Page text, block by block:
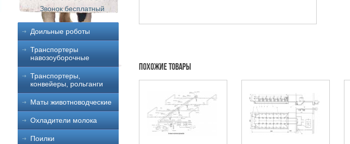
Звонок бесплатный
Доильные роботы
Транспортеры
навозоуборочные
Транспортеры,
конвейеры, рольганги
Маты животноводческие
Охладители молока
Поилки
Похожие товары